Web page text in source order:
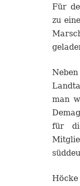
Für
zu
man
für